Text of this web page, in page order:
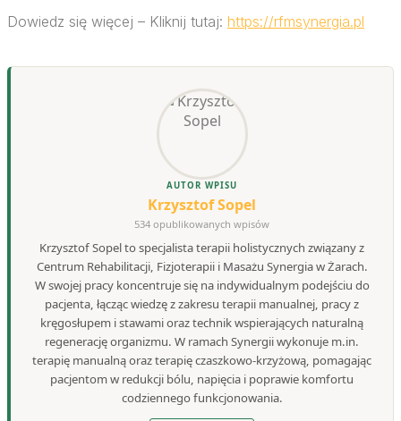
Dowiedz się więcej – Kliknij tutaj: https://rfmsynergia.pl
AUTOR WPISU
Krzysztof Sopel
534 opublikowanych wpisów
Krzysztof Sopel to specjalista terapii holistycznych związany z
Centrum Rehabilitacji, Fizjoterapii i Masażu Synergia w Żarach.
W swojej pracy koncentruje się na indywidualnym podejściu do
pacjenta, łącząc wiedzę z zakresu terapii manualnej, pracy z
kręgosłupem i stawami oraz technik wspierających naturalną
regenerację organizmu. W ramach Synergii wykonuje m.in.
terapię manualną oraz terapię czaszkowo-krzyżową, pomagając
pacjentom w redukcji bólu, napięcia i poprawie komfortu
codziennego funkcjonowania.